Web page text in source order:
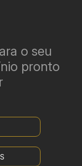
o seu
pronto